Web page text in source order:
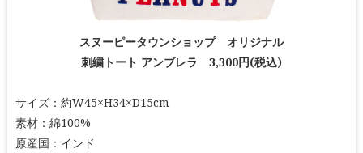
スヌーピータウンショップ オリジナル
刺繍トート アンブレラ 3,300円(税込)
サイズ：約W45×H34×D15cm
素材：綿100%
原産国：インド